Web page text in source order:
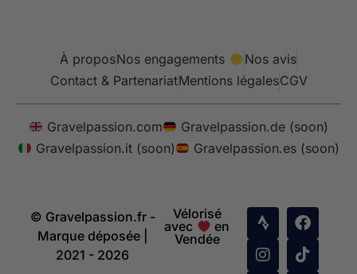
À proposNos engagements
Nos avis
Contact & PartenariatMentions légalesCGV
Gravelpassion.com
Gravelpassion.de (soon)
Gravelpassion.it (soon)
Gravelpassion.es (soon)
© Gravelpassion.fr -
Marque déposée |
2021 - 2026
Vélorisé
avec
en
Vendée